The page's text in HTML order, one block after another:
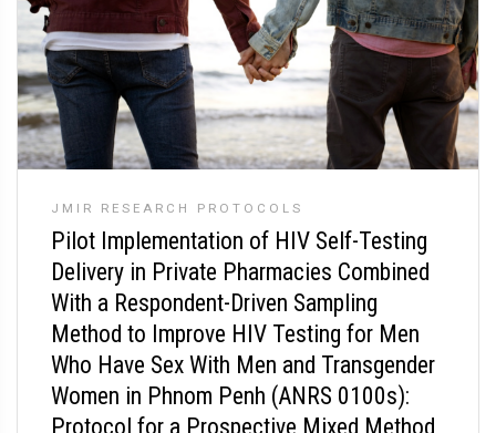
JMIR RESEARCH PROTOCOLS
Pilot Implementation of HIV Self-Testing
Delivery in Private Pharmacies Combined
With a Respondent-Driven Sampling
Method to Improve HIV Testing for Men
Who Have Sex With Men and Transgender
Women in Phnom Penh (ANRS 0100s):
Protocol for a Prospective Mixed Method